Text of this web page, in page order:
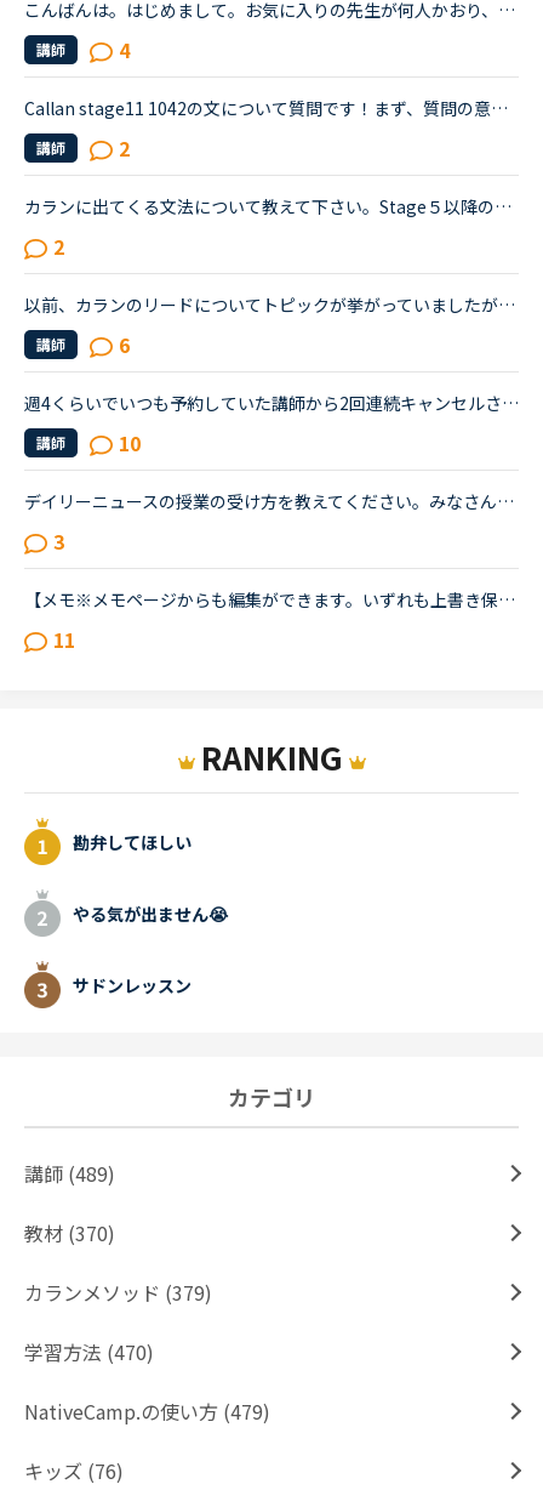
こんばんは。はじめまして。お気に入りの先生が何人かおり、たまに予約をしています。先日ある先生の予約をしていたのですが、4日前くらいに突然キャンセルされてしまいました。改めて違う日に予約したいな、と思...
講師 4
Callan stage11 1042の文について質問です！まず、質問の意味が分かりません。How can someone with fair skin develop a tan on holiday without getting sunburnt?（色白の人は、おやすみの日、日焼けしないの...
講師 2
カランに出てくる文法について教えて下さい。Stage５以降の各Stageでどのような文法が出てくるのか教えていただけませんか？現在Stage5に入ったばかりの者です。カランはリスニングの上達にとてもよいと思い始め...
2
以前、カランのリードについてトピックが挙がっていましたが、私もずっと悩んでいることがあり、ご相談させてください。お気に入りのカラン講師なのですが、リードが区切り型なので、テンポが合わないなあと感じ...
講師 6
週4くらいでいつも予約していた講師から2回連続キャンセルされました。その先生はとても教えるのがうまいので評価もよく、ファンもついている感じですが、予約自体はほぼ私だけが一日一回いれている感じです。ご...
講師 10
デイリーニュースの授業の受け方を教えてください。みなさんオーディオを聞いている間、カメラをオンにしていると、なんだか、先生の表情や自分の表情など、なんだか気が散りませんか？あの雰囲気を皆さんどうし...
3
【メモ※メモページからも編集ができます。いずれも上書き保存されます】講師の画面の下のメモ欄とレッスン後の先生からのメッセージの下のメモ欄が連動して上書きされるように変更されました。メモ欄について。皆...
11
RANKING
勘弁してほしい
やる気が出ません😭
サドンレッスン
カテゴリ
講師 (489)
教材 (370)
カランメソッド (379)
学習方法 (470)
NativeCamp.の使い方 (479)
キッズ (76)